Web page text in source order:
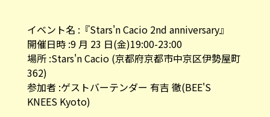
イベント名 :『Stars'n Cacio 2nd anniversary』
開催日時 :9 月 23 日(金)19:00-23:00
場所 :Stars'n Cacio (京都府京都市中京区伊勢屋町
362)
参加者 :ゲストバーテンダー 有吉 徹(BEE'S
KNEES Kyoto)